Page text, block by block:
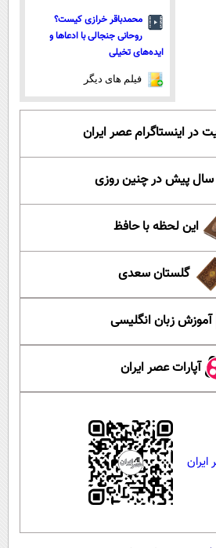
محمدباقر خرازی کیست؟
روحانی جنجالی با ادعاها و
ایده‌های تخیلی
فیلم های دیگر
در اینستاگرام عصر ایران
این لحظه با حافظ
گلستان سعدی
آموزش زبان انگلیسی
آپارات عصر ایران